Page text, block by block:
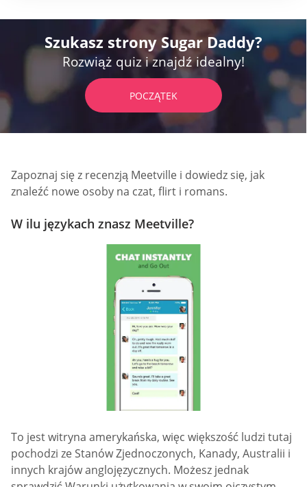
Szukasz strony Sugar Daddy?
Rozwiąż quiz i znajdź idealny!
POCZĄTEK
Zapoznaj się z recenzją Meetville i dowiedz się, jak
znaleźć nowe osoby na czat, flirt i romans.
W ilu językach znasz Meetville?
To jest witryna amerykańska, więc większość ludzi tutaj
pochodzi ze Stanów Zjednoczonych, Kanady, Australii i
innych krajów anglojęzycznych. Możesz jednak